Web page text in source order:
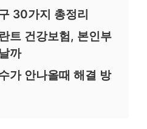
30가지 총정리
트 건강보험, 본인부
까
가 안나올때 해결 방